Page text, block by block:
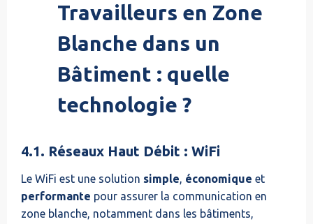
Travailleurs en Zone
Blanche dans un
Bâtiment : quelle
technologie ?
4.1. Réseaux Haut Débit : WiFi
Le WiFi est une solution simple, économique et
performante pour assurer la communication en
zone blanche, notamment dans les bâtiments,